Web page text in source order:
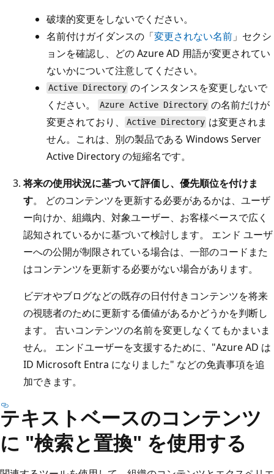
破壊的変更をしないでください。
名前付けガイダンスの「変更されない名前 」セクシ
ョンを確認し、どの Azure AD 用語が変更されてい
ないかについて注意してください。
Active Directory のインスタンスを変更しないで
ください。
Azure Active Directory の名前だけが
変更されており、
Active Directory は変更されま
せん。これは、別の製品である Windows Server
Active Directory の短縮名です。
将来の使用状況に基づいて評価し、優先順位を付けま
す。 どのコンテンツを更新する必要があるかは、ユーザ
ー向けか、組織内、対象ユーザー、お客様ベースで広く
認知されているかに基づいて検討します。 エンド ユーザ
ーへの公開が制限されている場合は、一部のコードまた
はコンテンツを更新する必要がない場合があります。
ビデオやブログなどの既存の日付付きコンテンツを将来
の視聴者のために更新する価値があるかどうかを判断し
ます。 古いコンテンツの名前を変更しなくてもかまいま
せん。 エンドユーザーを支援するために、"Azure AD は
ID Microsoft Entra になりました" などの免責事項を追
加できます。
テキストベースのコンテンツ
に "検索と置換" を使用する